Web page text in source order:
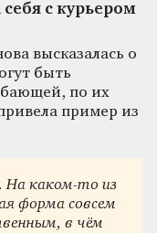
с курьером
высказалась о
быть
по их
пример из
На каком-то из
форма совсем
в чём